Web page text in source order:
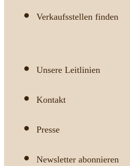
Verkaufsstellen finden
Unsere Leitlinien
Kontakt
Presse
Newsletter abonnieren